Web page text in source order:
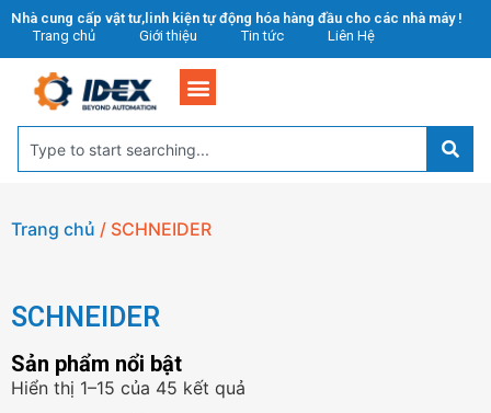
Nhà cung cấp vật tư,linh kiện tự động hóa hàng đầu cho các nhà máy !
Trang chủ
Giới thiệu Tin tức Liên Hệ
Trang chủ / SCHNEIDER
SCHNEIDER
Sản phẩm nổi bật
Hiển thị 1–15 của 45 kết quả